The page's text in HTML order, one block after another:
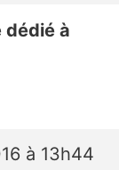
dédié à
à 13h44